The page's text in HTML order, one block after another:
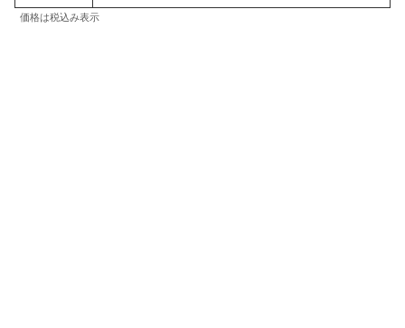
価格は税込み表示